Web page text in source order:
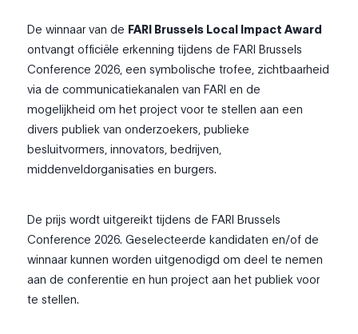
De winnaar van de FARI Brussels Local Impact Award
ontvangt officiële erkenning tijdens de FARI Brussels
Conference 2026, een symbolische trofee, zichtbaarheid
via de communicatiekanalen van FARI en de
mogelijkheid om het project voor te stellen aan een
divers publiek van onderzoekers, publieke
besluitvormers, innovators, bedrijven,
middenveldorganisaties en burgers.
De prijs wordt uitgereikt tijdens de FARI Brussels
Conference 2026. Geselecteerde kandidaten en/of de
winnaar kunnen worden uitgenodigd om deel te nemen
aan de conferentie en hun project aan het publiek voor
te stellen.